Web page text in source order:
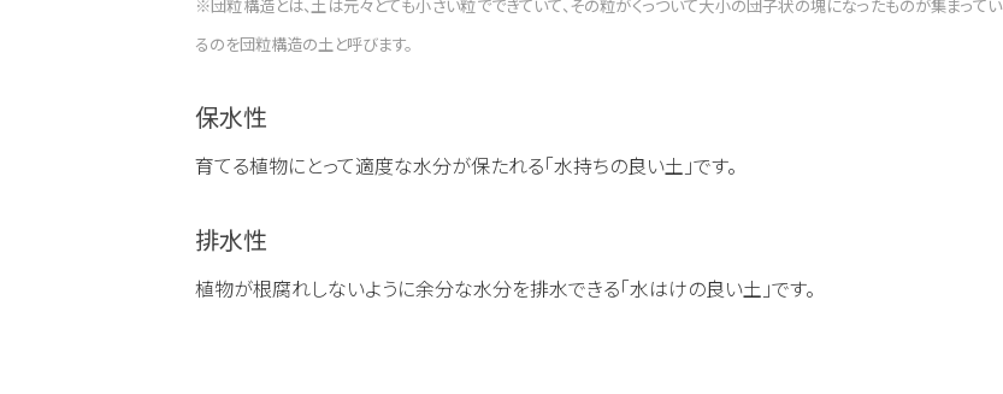
※団粒構造とは、土は元々とても小さい粒でできていて、その粒がくっついて大小の団子状の塊になったものが集まってい
るのを団粒構造の土と呼びます。
保水性
育てる植物にとって適度な水分が保たれる「水持ちの良い土」です。
排水性
植物が根腐れしないように余分な水分を排水できる「水はけの良い土」です。